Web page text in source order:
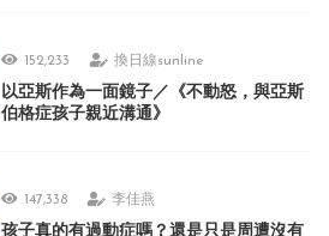
152,233 換日線sunline
以亞斯作為一面鏡子／《不動怒，與亞斯
伯格症孩子親近溝通》
147,338 李佳燕
孩子真的有過動症嗎？還是只是周遭沒有